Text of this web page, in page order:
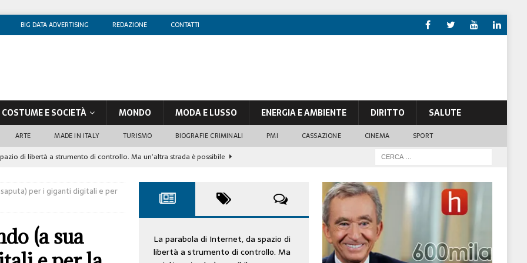
BIG DATA ADVERTISING REDAZIONE CONTATTI
COSTUME E SOCIETÀ MONDO MODA E LUSSO ENERGIA E AMBIENTE DIRITTO SALUTE
ARTE MADE IN ITALY TURISMO BIOGRAFIE CRIMINALI PMI CASSAZIONE CINEMA SPORT
di libertà a strumento di controllo. Ma un’altra strada è possibile
un attore al di sopra di ogni sospetto
CINEMA
aziendale è in crescita, per prevenirla bisogna cogliere i segnali deboli”
per i giganti digitali e per
(a sua
La parabola di Internet, da spazio di
libertà a strumento di controllo. Ma